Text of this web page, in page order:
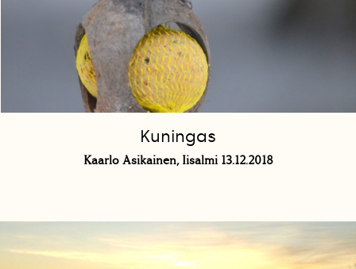
Kuningas
Kaarlo Asikainen, Iisalmi 13.12.2018